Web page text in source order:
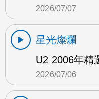
2026/07/07
星光燦爛
U2 2006年精
2026/07/06